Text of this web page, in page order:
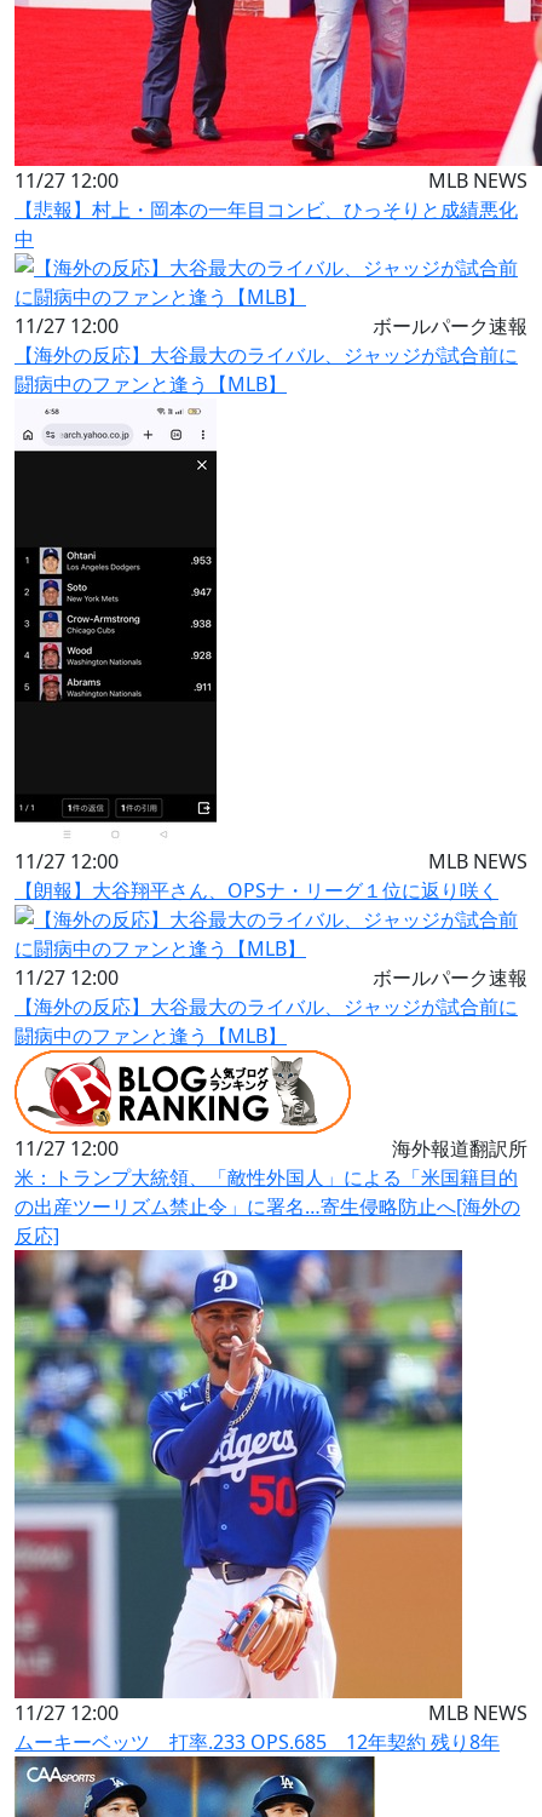
11/27 12:00
MLB NEWS
【悲報】村上・岡本の一年目コンビ、ひっそりと成績悪化
中
11/27 12:00
ボールパーク速報
【海外の反応】大谷最大のライバル、ジャッジが試合前に
闘病中のファンと逢う【MLB】
11/27 12:00
MLB NEWS
【朗報】大谷翔平さん、OPSナ・リーグ１位に返り咲く
11/27 12:00
ボールパーク速報
【海外の反応】大谷最大のライバル、ジャッジが試合前に
闘病中のファンと逢う【MLB】
11/27 12:00
海外報道翻訳所
米：トランプ大統領、「敵性外国人」による「米国籍目的
の出産ツーリズム禁止令」に署名…寄生侵略防止へ[海外の
反応]
11/27 12:00
MLB NEWS
ムーキーベッツ 打率.233 OPS.685 12年契約 残り8年